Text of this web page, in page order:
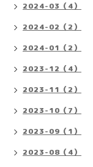
2024-03（4）
2024-02（2）
2024-01（2）
2023-12（4）
2023-11（2）
2023-10（7）
2023-09（1）
2023-08（4）